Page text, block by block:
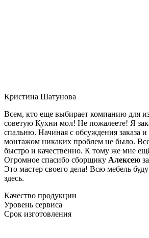
Кристина Шатунова
Всем, кто еще выбирает компанию для
советую Кухни мол! Не пожалеете! Я
спальню. Начиная с обсуждения заказа и
монтажом никаких проблем не было.
быстро и качественно. К тому же мне
Огромное спасибо сборщику Алексею
Это мастер своего дела! Всю мебель буду
здесь.
Качество продукции
Уровень сервиса
Срок изготовления